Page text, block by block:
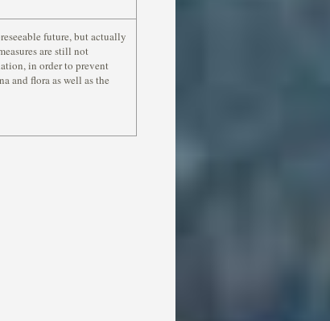
future, but actually
are still not
in order to prevent
and flora as well as the